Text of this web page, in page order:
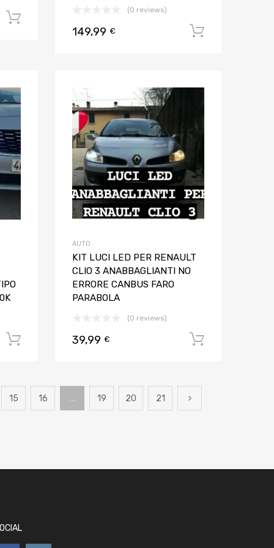
(0 reviews)
149,99 €
Aggiungi ai preferiti
Aggiungi al confronto
Aggiungi al carrello
AUTO
KIT LUCI LED PER RENAULT
CLIO 3 ANABBAGLIANTI NO
ERRORE CANBUS FARO
PARABOLA
(0 reviews)
39,99 €
15 16 … 19 20 21